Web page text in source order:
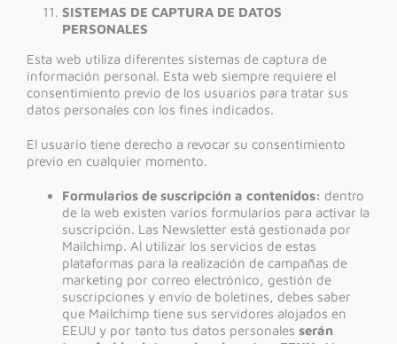
SISTEMAS DE CAPTURA DE DATOS
PERSONALES
Esta web utiliza diferentes sistemas de captura de
información personal. Esta web siempre requiere el
consentimiento previo de los usuarios para tratar sus
datos personales con los fines indicados.
El usuario tiene derecho a revocar su consentimiento
previo en cualquier momento.
Formularios de suscripción a contenidos: dentro
de la web existen varios formularios para activar la
suscripción. Las Newsletter está gestionada por
Mailchimp. Al utilizar los servicios de estas
plataformas para la realización de campañas de
marketing por correo electrónico, gestión de
suscripciones y envío de boletines, debes saber
que Mailchimp tiene sus servidores alojados en
EEUU y por tanto tus datos personales serán